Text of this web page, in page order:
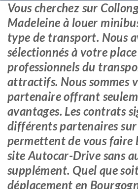
Vous cherchez sur
Madeleine à louer
type de transport. Nous
sélectionnés à votre
professionnels du
attractifs. Nous sommes
partenaire offrant
avantages. Les contrats
différents partenaires
permettent de vous faire
site Autocar-Drive sans
supplément. Quel que
déplacement en